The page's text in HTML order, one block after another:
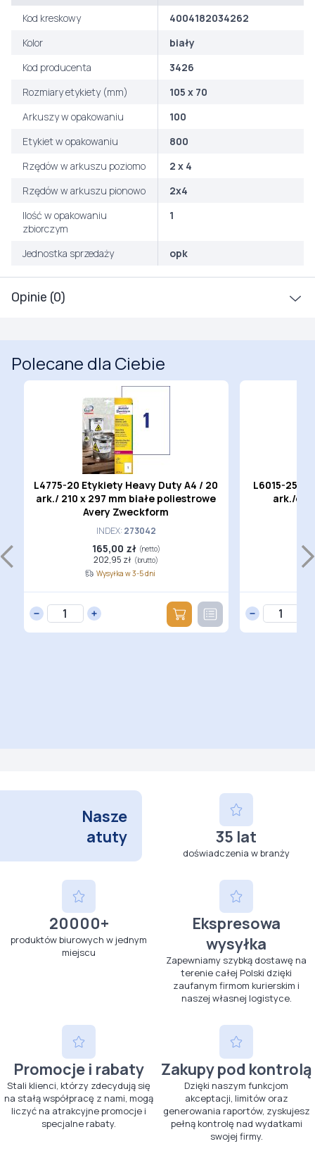
Opinie (0)
Kod kreskowy
4004182034262
Kolor
biały
Kod producenta
3426
Rozmiary etykiety (mm)
105 x 70
Arkuszy w opakowaniu
100
Etykiet w opakowaniu
800
Rzędów w arkuszu poziomo
2 x 4
Rzędów w arkuszu pionowo
2x4
Ilość w opakowaniu
zbiorczym
1
Jednostka sprzedaży opk
Polecane dla Ciebie
L4775-20 Etykiety Heavy Duty A4 / 20
ark./ 210 x 297 mm białe poliestrowe
Avery Zweckform
INDEX:273042
165,00 zł (netto)
202,95 zł (brutto)
Wysyłka w 3-5 dni
L6015-25
ark./op.
Nasze
atuty
35 lat
doświadczenia w branży
20000+
produktów biurowych w jednym
miejscu
Ekspresowa
wysyłka
Zapewniamy szybką dostawę na
terenie całej Polski dzięki
zaufanym firmom kurierskim i
naszej własnej logistyce.
Promocje i rabaty
Stali klienci, którzy zdecydują się
na stałą współpracę z nami, mogą
liczyć na atrakcyjne promocje i
specjalne rabaty.
Zakupy pod kontrolą
Dzięki naszym funkcjom
akceptacji, limitów oraz
generowania raportów, zyskujesz
pełną kontrolę nad wydatkami
swojej firmy.